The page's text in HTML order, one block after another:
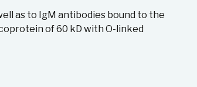
as to IgM antibodies bound to the
of 60 kD with O-linked